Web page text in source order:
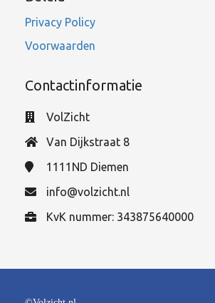
Privacy Policy
Voorwaarden
Contactinformatie
VolZicht
Van Dijkstraat 8
1111ND Diemen
info@volzicht.nl
KvK nummer: 343875640000